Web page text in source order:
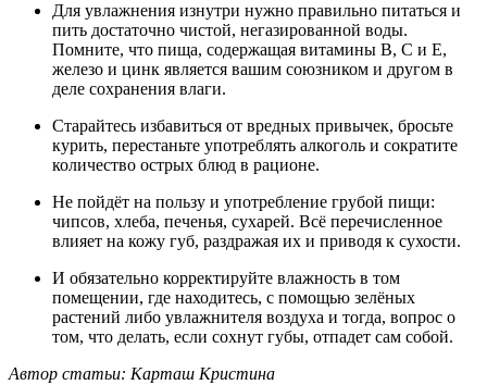
Для увлажнения изнутри нужно правильно питаться и
пить достаточно чистой, негазированной воды.
Помните, что пища, содержащая витамины В, С и Е,
железо и цинк является вашим союзником и другом в
деле сохранения влаги.
Старайтесь избавиться от вредных привычек, бросьте
курить, перестаньте употреблять алкоголь и сократите
количество острых блюд в рационе.
Не пойдёт на пользу и употребление грубой пищи:
чипсов, хлеба, печенья, сухарей. Всё перечисленное
влияет на кожу губ, раздражая их и приводя к сухости.
И обязательно корректируйте влажность в том
помещении, где находитесь, с помощью зелёных
растений либо увлажнителя воздуха и тогда, вопрос о
том, что делать, если сохнут губы, отпадет сам собой.
Автор статьи: Карташ Кристина